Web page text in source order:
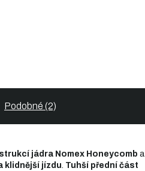
Podobné (2)
jádra Nomex Honeycomb a
klidnější jízdu. Tuhší přední část